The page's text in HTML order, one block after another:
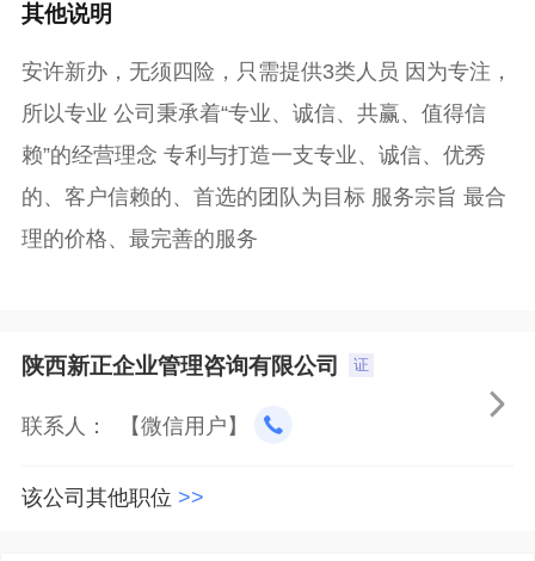
其他说明
安许新办，无须四险，只需提供3类人员 因为专注，
所以专业 公司秉承着“专业、诚信、共赢、值得信
赖”的经营理念 专利与打造一支专业、诚信、优秀
的、客户信赖的、首选的团队为目标 服务宗旨 最合
理的价格、最完善的服务
陕西新正企业管理咨询有限公司 证

联系人： 【微信用户】
该公司其他职位 >>